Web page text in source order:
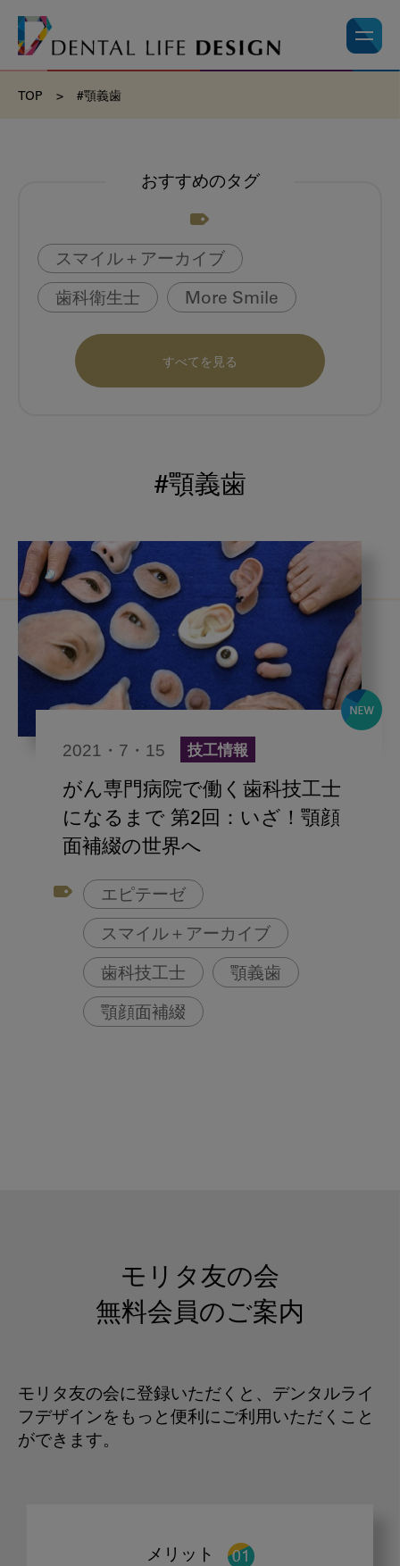
TOP > #顎義歯
おすすめのタグ
スマイル＋アーカイブ
歯科衛生士 More Smile
お悩み相談室 動画 書籍
book
海外歯科事情 咬合の変化
口腔機能発達不全症
いちき歯科 スウェーデン
歯周病 鼻うがい
内科 歯科 内科医師
歯科助手
アフターコロナ対策
コンポジットレジン
すべてを見る
#顎義歯
2021・7・15 技工情報
がん専門病院で働く歯科技工士
になるまで 第2回：いざ！顎顔
面補綴の世界へ
エピテーゼ
スマイル＋アーカイブ
歯科技工士 顎義歯
顎顔面補綴
モリタ友の会
無料会員のご案内
モリタ友の会に登録いただくと、デンタルライ
フデザインをもっと便利にご利用いただくこと
ができます。
メリット